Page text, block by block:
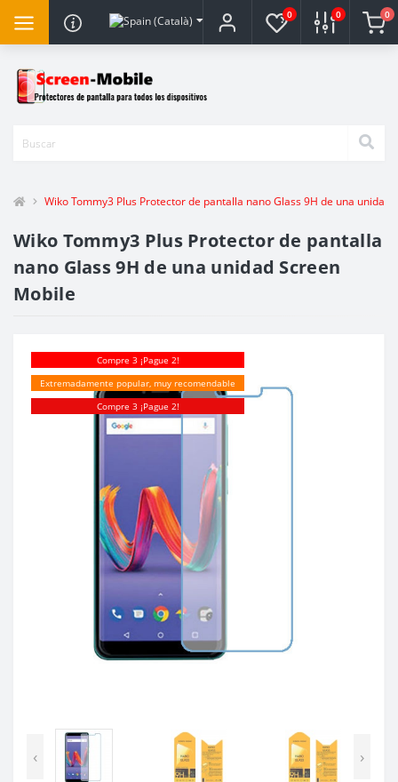
0 0 0
Wiko Tommy3 Plus Protector de pantalla nano Glass 9H de una unidad
Wiko Tommy3 Plus Protector de pantalla
nano Glass 9H de una unidad Screen
Mobile
Compre 3 ¡Pague 2!
Extremadamente popular, muy recomendable
Compre 3 ¡Pague 2!
‹ ›